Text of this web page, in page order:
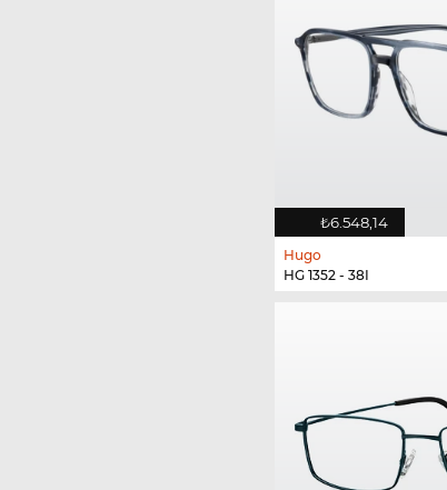
₺6.548,14
Hugo
HG 1352 - 38I